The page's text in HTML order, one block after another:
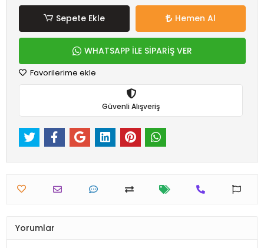
Sepete Ekle Hemen Al
WHATSAPP İLE SİPARİŞ VER
Favorilerime ekle
Güvenli Alışveriş
Yorumlar